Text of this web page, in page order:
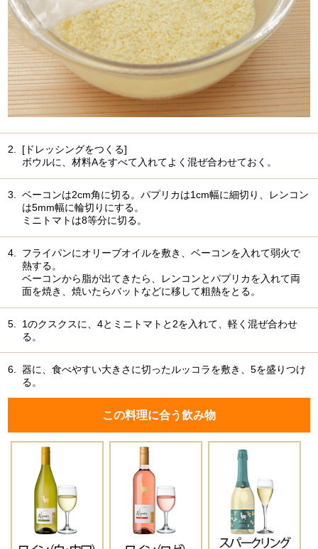
2.
[ドレッシングをつくる]
ボウルに、材料Aをすべて入れてよく混ぜ合わせておく。
3. ベーコンは2cm角に切る。パプリカは1cm幅に細切り、レンコン
は5mm幅に輪切りにする。
ミニトマトは8等分に切る。
4.
フライパンにオリーブオイルを敷き、ベーコンを入れて弱火で
熱する。
ベーコンから脂が出てきたら、レンコンとパプリカを入れて両
面を焼き、焼いたらバットなどに移して粗熱をとる。
5.
1のクスクスに、4とミニトマトと2を入れて、軽く混ぜ合わせ
る。
6.
器に、食べやすい大きさに切ったルッコラを敷き、5を盛りつけ
る。
この料理に合う飲み物